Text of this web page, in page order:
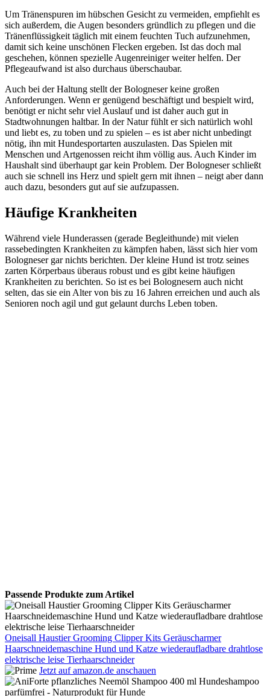
Um Tränenspuren im hübschen Gesicht zu vermeiden, empfiehlt es
sich außerdem, die Augen besonders gründlich zu pflegen und die
Tränenflüssigkeit täglich mit einem feuchten Tuch aufzunehmen,
damit sich keine unschönen Flecken ergeben. Ist das doch mal
geschehen, können spezielle Augenreiniger weiter helfen. Der
Pflegeaufwand ist also durchaus überschaubar.
Auch bei der Haltung stellt der Bologneser keine großen
Anforderungen. Wenn er genügend beschäftigt und bespielt wird,
benötigt er nicht sehr viel Auslauf und ist daher auch gut in
Stadtwohnungen haltbar. In der Natur fühlt er sich natürlich wohl
und liebt es, zu toben und zu spielen – es ist aber nicht unbedingt
nötig, ihn mit Hundesportarten auszulasten. Das Spielen mit
Menschen und Artgenossen reicht ihm völlig aus. Auch Kinder im
Haushalt sind überhaupt gar kein Problem. Der Bologneser schließt
auch sie schnell ins Herz und spielt gern mit ihnen – neigt aber dann
auch dazu, besonders gut auf sie aufzupassen.
Häufige Krankheiten
Während viele Hunderassen (gerade Begleithunde) mit vielen
rassebedingten Krankheiten zu kämpfen haben, lässt sich hier vom
Bologneser gar nichts berichten. Der kleine Hund ist trotz seines
zarten Körperbaus überaus robust und es gibt keine häufigen
Krankheiten zu berichten. So ist es bei Bolognesern auch nicht
selten, das sie ein Alter von bis zu 16 Jahren erreichen und auch als
Senioren noch agil und gut gelaunt durchs Leben toben.
Passende Produkte zum Artikel
Oneisall Haustier Grooming Clipper Kits Geräuscharmer
Haarschneidemaschine Hund und Katze wiederaufladbare drahtlose
elektrische leise Tierhaarschneider
Jetzt auf amazon.de anschauen